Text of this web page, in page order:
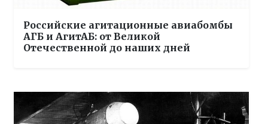
Российские агитационные авиабомбы
АГБ и АгитАБ: от Великой
Отечественной до наших дней